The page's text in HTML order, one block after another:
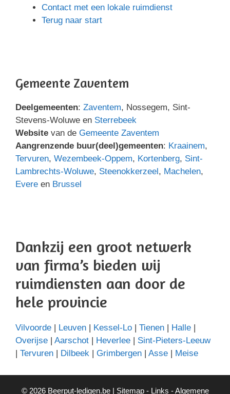
Contact met een lokale ruimdienst
Terug naar start
Gemeente Zaventem
Deelgemeenten: Zaventem, Nossegem, Sint-
Stevens-Woluwe en Sterrebeek
Website van de Gemeente Zaventem
Aangrenzende buur(deel)gemeenten: Kraainem,
Tervuren, Wezembeek-Oppem, Kortenberg, Sint-
Lambrechts-Woluwe, Steenokkerzeel, Machelen,
Evere en Brussel
Dankzij een groot netwerk
van firma’s bieden wij
ruimdiensten aan door de
hele provincie
Vilvoorde | Leuven | Kessel-Lo | Tienen | Halle |
Overijse | Aarschot | Heverlee | Sint-Pieters-Leeuw
| Tervuren | Dilbeek | Grimbergen | Asse | Meise
© 2026 Beerput-ledigen.be | Sitemap- Links -Algemene